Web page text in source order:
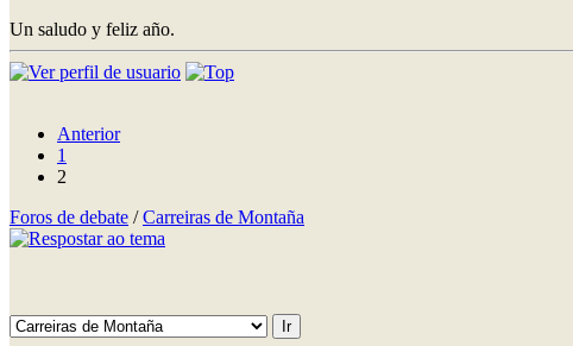
Un saludo y feliz año.
Anterior
1
2
Foros de debate /Carreiras de Montaña